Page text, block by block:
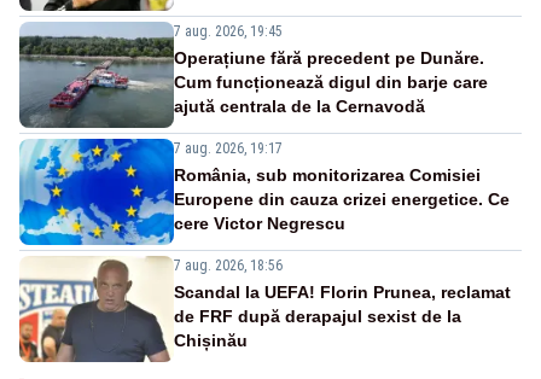
7 aug. 2026, 19:45
Operațiune fără precedent pe Dunăre.
Cum funcționează digul din barje care
ajută centrala de la Cernavodă
7 aug. 2026, 19:17
România, sub monitorizarea Comisiei
Europene din cauza crizei energetice. Ce
cere Victor Negrescu
7 aug. 2026, 18:56
Scandal la UEFA! Florin Prunea, reclamat
de FRF după derapajul sexist de la
Chișinău